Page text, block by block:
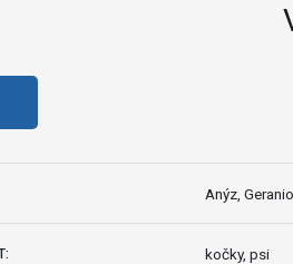
Anýz,
kočky, psi